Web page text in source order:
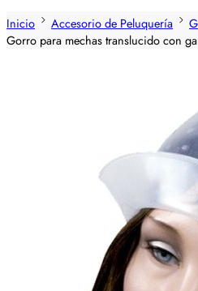
Inicio
Accesorio de Peluquería
Gorro para mechas translucido con